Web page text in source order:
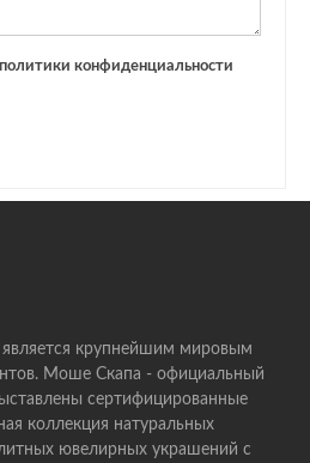
политики конфиденциальности
крупнейшим мировым
Моше Скапа - официальный
сертифицированные
коллекция натуральных
ювелирных украшений с